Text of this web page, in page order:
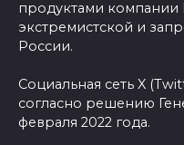
продуктами компании
экстремистской и
России.
Социальная сеть X
согласно решению
февраля 2022 года.